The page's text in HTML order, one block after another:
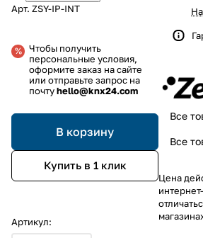
Арт. ZSY-IP-INT
Чтобы получить
персональные условия,
оформите заказ на сайте
или отправьте запрос на
почтуhello@knx24.com
В корзину
Купить в 1 клик
Артикул:
Все
Все
Цена